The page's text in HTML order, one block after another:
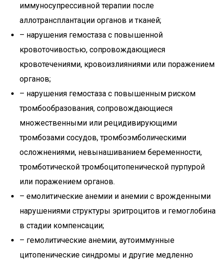
иммуносупрессивной терапии после
аллотрансплантации органов и тканей;
– нарушения гемостаза с повышенной
кровоточивостью, сопровождающиеся
кровотечениями, кровоизлияниями или поражением
органов;
– нарушения гемостаза с повышенным риском
тромбообразования, сопровождающиеся
множественными или рецидивирующими
тромбозами сосудов, тромбоэмболическими
осложнениями, невынашиванием беременности,
тромботической тромбоцитопенической пурпурой
или поражением органов.
– емолитические анемии и анемии с врожденными
нарушениями структуры эритроцитов и гемоглобина
в стадии компенсации;
– гемолитические анемии, аутоиммунные
цитопенические синдромы и другие медленно